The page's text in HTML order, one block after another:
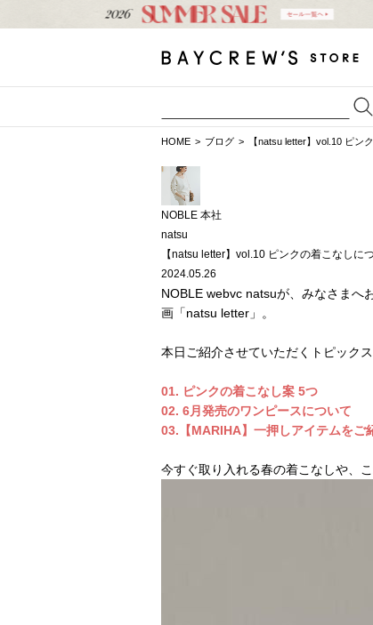
HOME ブログ 【natsu letter】vol.10 ピン
NOBLE 本社
natsu
【natsu letter】vol.10 ピンクの着こなしに
2024.05.26
NOBLE webvc natsuが、みなさまへ
画「natsu letter」。
本日ご紹介させていただくトピック
01. ピンクの着こなし案 5つ
02. 6月発売のワンピースについて
03.【MARIHA】一押しアイテムをご
今すぐ取り入れる春の着こなしや、